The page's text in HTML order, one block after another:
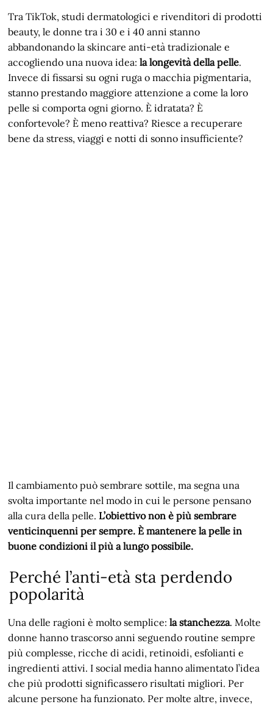
Tra TikTok, studi dermatologici e rivenditori di prodotti
beauty, le donne tra i 30 e i 40 anni stanno
abbandonando la skincare anti-età tradizionale e
accogliendo una nuova idea:la longevità della pelle.
Invece di fissarsi su ogni ruga o macchia pigmentaria,
stanno prestando maggiore attenzione a come la loro
pelle si comporta ogni giorno. È idratata? È
confortevole? È meno reattiva? Riesce a recuperare
bene da stress, viaggi e notti di sonno insufficiente?
Il cambiamento può sembrare sottile, ma segna una
svolta importante nel modo in cui le persone pensano
alla cura della pelle.L’obiettivo non è più sembrare
venticinquenni per sempre. È mantenere la pelle in
buone condizioni il più a lungo possibile.
Perché l’anti-età sta perdendo
popolarità
Una delle ragioni è molto semplice:la stanchezza. Molte
donne hanno trascorso anni seguendo routine sempre
più complesse, ricche di acidi, retinoidi, esfolianti e
ingredienti attivi. I social media hanno alimentato l’idea
che più prodotti significassero risultati migliori. Per
alcune persone ha funzionato. Per molte altre, invece,